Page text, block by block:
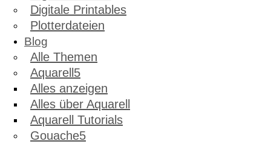
Digitale Printables
Plotterdateien
Blog
Alle Themen
Aquarell
Alles anzeigen
Alles über Aquarell
Aquarell Tutorials
Gouache